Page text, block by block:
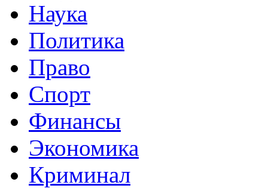
Наука
Политика
Право
Спорт
Финансы
Экономика
Криминал